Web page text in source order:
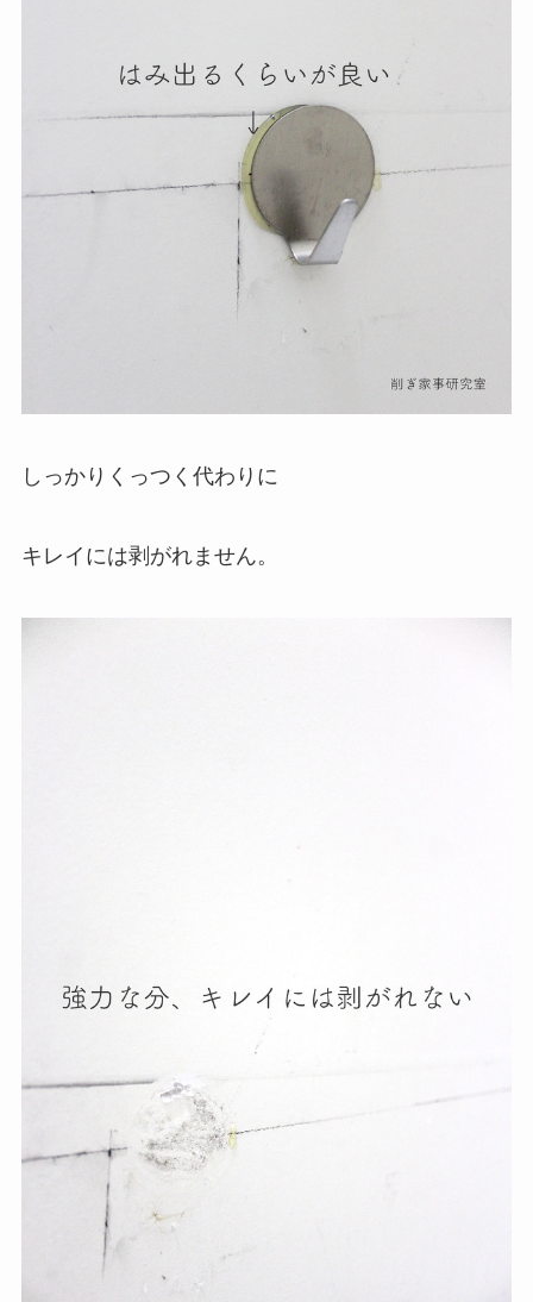
しっかりくっつく代わりに
キレイには剥がれません。